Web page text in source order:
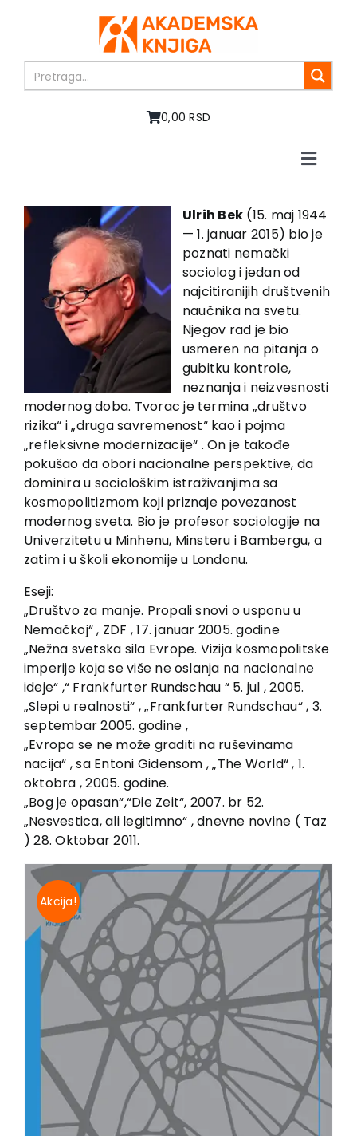
0,00 RSD
Toggle
O nama
U pripremi
Akcija
Autori
EU PROJEKTI
Ulrih Bek (15. maj 1944
— 1. januar 2015) bio je
poznati nemački
sociolog i jedan od
najcitiranijih društvenih
naučnika na svetu.
Njegov rad je bio
usmeren na pitanja o
gubitku kontrole,
neznanja i neizvesnosti
modernog doba. Tvorac je termina „društvo
rizika“ i „druga savremenost“ kao i pojma
„refleksivne modernizacije“ . On je takođe
pokušao da obori nacionalne perspektive, da
dominira u sociološkim istraživanjima sa
kosmopolitizmom koji priznaje povezanost
modernog sveta. Bio je profesor sociologije na
Univerzitetu u Minhenu, Minsteru i Bambergu, a
zatim i u školi ekonomije u Londonu.
Eseji:
„Društvo za manje. Propali snovi o usponu u
Nemačkoj“ , ZDF , 17. januar 2005. godine
„Nežna svetska sila Evrope. Vizija kosmopolitske
imperije koja se više ne oslanja na nacionalne
ideje“ ,“ Frankfurter Rundschau “ 5. jul , 2005.
„Slepi u realnosti“ , „Frankfurter Rundschau“ , 3.
septembar 2005. godine ,
„Evropa se ne može graditi na ruševinama
nacija“ , sa Entoni Gidensom , „The World“ , 1.
oktobra , 2005. godine.
„Bog je opasan“,“Die Zeit“, 2007. br 52.
„Nesvestica, ali legitimno“ , dnevne novine ( Taz
) 28. Oktobar 2011.
Akcija!